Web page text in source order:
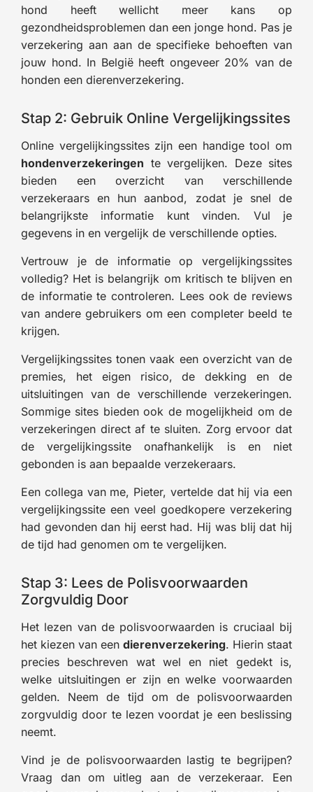
hond heeft wellicht meer kans op
gezondheidsproblemen dan een jonge hond. Pas je
verzekering aan aan de specifieke behoeften van
jouw hond. In België heeft ongeveer 20% van de
honden een dierenverzekering.
Stap 2: Gebruik Online Vergelijkingssites
Online vergelijkingssites zijn een handige tool om
hondenverzekeringen te vergelijken. Deze sites
bieden een overzicht van verschillende
verzekeraars en hun aanbod, zodat je snel de
belangrijkste informatie kunt vinden. Vul je
gegevens in en vergelijk de verschillende opties.
Vertrouw je de informatie op vergelijkingssites
volledig? Het is belangrijk om kritisch te blijven en
de informatie te controleren. Lees ook de reviews
van andere gebruikers om een completer beeld te
krijgen.
Vergelijkingssites tonen vaak een overzicht van de
premies, het eigen risico, de dekking en de
uitsluitingen van de verschillende verzekeringen.
Sommige sites bieden ook de mogelijkheid om de
verzekeringen direct af te sluiten. Zorg ervoor dat
de vergelijkingssite onafhankelijk is en niet
gebonden is aan bepaalde verzekeraars.
Een collega van me, Pieter, vertelde dat hij via een
vergelijkingssite een veel goedkopere verzekering
had gevonden dan hij eerst had. Hij was blij dat hij
de tijd had genomen om te vergelijken.
Stap 3: Lees de Polisvoorwaarden
Zorgvuldig Door
Het lezen van de polisvoorwaarden is cruciaal bij
het kiezen van een dierenverzekering. Hierin staat
precies beschreven wat wel en niet gedekt is,
welke uitsluitingen er zijn en welke voorwaarden
gelden. Neem de tijd om de polisvoorwaarden
zorgvuldig door te lezen voordat je een beslissing
neemt.
Vind je de polisvoorwaarden lastig te begrijpen?
Vraag dan om uitleg aan de verzekeraar. Een